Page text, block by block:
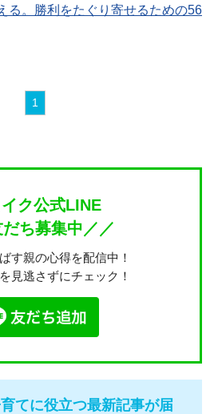
る。勝利をたぐり寄せるための56
1
ク公式LINE
ち募集中／／
す親の心得を配信中！
見逃さずにチェック！
てに役立つ最新記事が届